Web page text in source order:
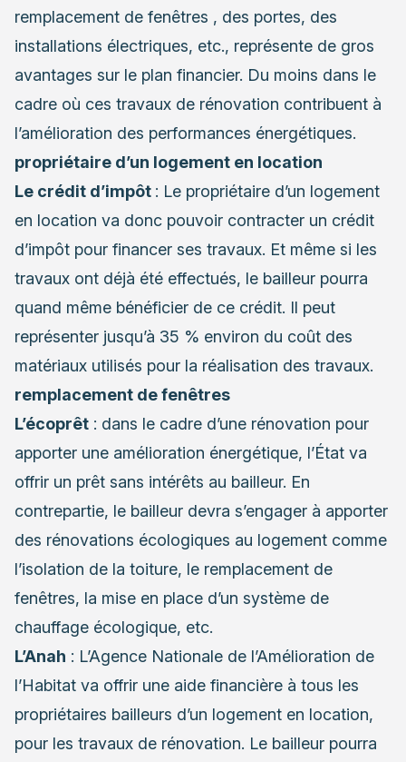
remplacement de fenêtres , des portes, des
installations électriques, etc., représente de gros
avantages sur le plan financier. Du moins dans le
cadre où ces travaux de rénovation contribuent à
l’amélioration des performances énergétiques.
propriétaire d’un logement en location
Le crédit d’impôt : Le propriétaire d’un logement
en location va donc pouvoir contracter un crédit
d’impôt pour financer ses travaux. Et même si les
travaux ont déjà été effectués, le bailleur pourra
quand même bénéficier de ce crédit. Il peut
représenter jusqu’à 35 % environ du coût des
matériaux utilisés pour la réalisation des travaux.
remplacement de fenêtres
L’écoprêt : dans le cadre d’une rénovation pour
apporter une amélioration énergétique, l’État va
offrir un prêt sans intérêts au bailleur. En
contrepartie, le bailleur devra s’engager à apporter
des rénovations écologiques au logement comme
l’isolation de la toiture, le remplacement de
fenêtres, la mise en place d’un système de
chauffage écologique, etc.
L’Anah : L’Agence Nationale de l’Amélioration de
l’Habitat va offrir une aide financière à tous les
propriétaires bailleurs d’un logement en location,
pour les travaux de rénovation. Le bailleur pourra